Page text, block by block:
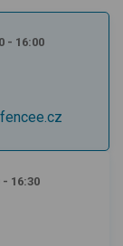
- 16:00
16:30